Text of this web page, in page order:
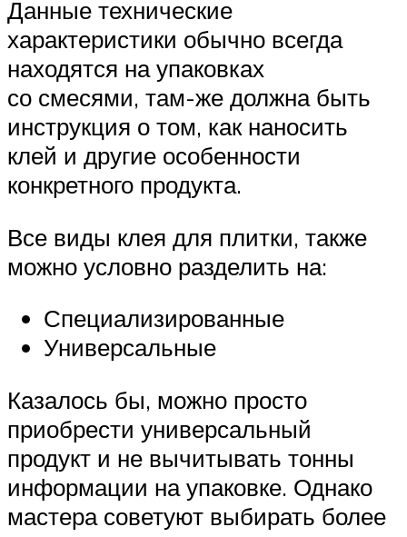
Данные технические
характеристики обычно всегда
находятся на упаковках
со смесями, там-же должна быть
инструкция о том, как наносить
клей и другие особенности
конкретного продукта.
Все виды клея для плитки, также
можно условно разделить на:
Специализированные
Универсальные
Казалось бы, можно просто
приобрести универсальный
продукт и не вычитывать тонны
информации на упаковке. Однако
мастера советуют выбирать более